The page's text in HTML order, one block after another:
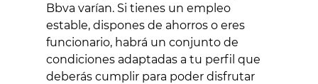
Bbva varían. Si tienes un empleo
estable, dispones de ahorros o eres
funcionario, habrá un conjunto de
condiciones adaptadas a tu perfil que
deberás cumplir para poder disfrutar